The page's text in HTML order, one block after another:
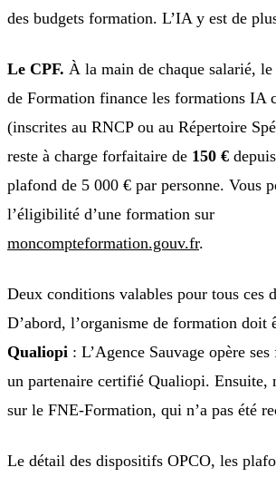
des budgets formation. L’IA y est de
Le CPF. À la main de chaque salarié,
de Formation finance les formations IA
(inscrites au RNCP ou au Répertoire
reste à charge forfaitaire de 150 €
plafond de 5 000 € par personne. Vous
l’éligibilité d’une formation sur
moncompteformation.gouv.fr.
Deux conditions valables pour tous ces
D’abord, l’organisme de formation doit
Qualiopi : L’Agence Sauvage opère
un partenaire certifié Qualiopi. Ensuite,
sur le FNE-Formation, qui n’a pas été
Le détail des dispositifs OPCO, les